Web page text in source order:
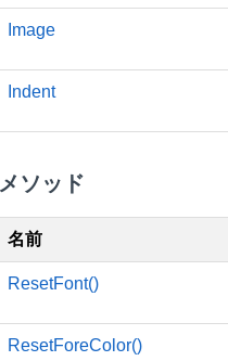
Image
Indent
メソッド
名前
ResetFont()
ResetForeColor()